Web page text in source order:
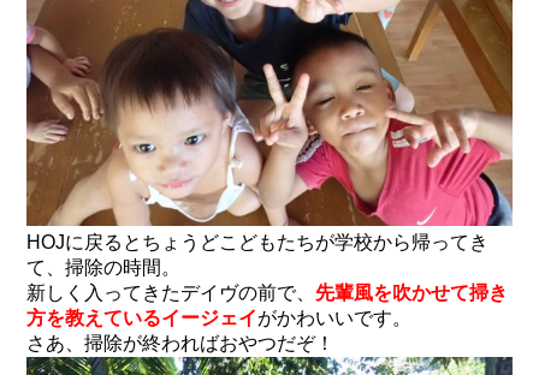
HOJに戻るとちょうどこどもたちが学校から帰ってき
て、掃除の時間。
新しく入ってきたデイヴの前で、先輩風を吹かせて掃き
方を教えているイージェイがかわいいです。
さあ、掃除が終わればおやつだぞ！